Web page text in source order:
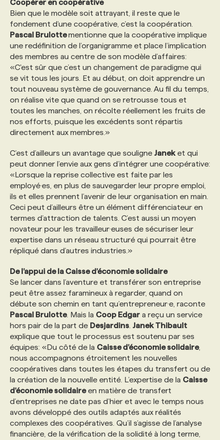
Coopérer en coopérative
Bien que le modèle soit attrayant, il reste que le
fondement d’une coopérative, c’est la coopération.
Pascal Brulottementionne que la coopérative implique
une redéfinition de l’organigramme et place l’implication
des membres au centre de son modèle d’affaires:
«C'est sûr que c’est un changement de paradigme qui
se vit tous les jours. Et au début, on doit apprendre un
tout nouveau système de gouvernance. Au fil du temps,
on réalise vite que quand on se retrousse tous et
toutes les manches, on récolte réellement les fruits de
nos efforts, puisque les excédents sont répartis
directement aux membres.»
C’est d’ailleurs un avantage que souligne Janeket qui
peut donner l’envie aux gens d’intégrer une coopérative:
«Lorsque la reprise collective est faite par les
employé·es, en plus de sauvegarder leur propre emploi,
ils et elles prennent l’avenir de leur organisation en main.
Ceci peut d’ailleurs être un élément différenciateur en
termes d’attraction de talents. C’est aussi un moyen
novateur pour les travailleur·euses de sécuriser leur
expertise dans un réseau structuré qui pourrait être
répliqué dans d’autres industries.»
De l’appui de la Caisse d’économie solidaire
Se lancer dans l’aventure et transférer son entreprise
peut être assez faramineux à regarder, quand on
débute son chemin en tant qu’entrepreneur·e, raconte
Pascal Brulotte. Mais la Coop Edgar a reçu un service
hors pair de la part de Desjardins Janek Thibault
explique que tout le processus est soutenu par ses
équipes: «Du côté de la Caisse d’économie solidaire,
nous accompagnons étroitement les nouvelles
coopératives dans toutes les étapes du transfert ou de
la création de la nouvelle entité. L’expertise de la Caisse
d’économie solidaireen matière de transfert
d’entreprises ne date pas d’hier et avec le temps nous
avons développé des outils adaptés aux réalités
complexes des coopératives. Qu’il s’agisse de l’analyse
financière, de la vérification de la solidité à long terme,